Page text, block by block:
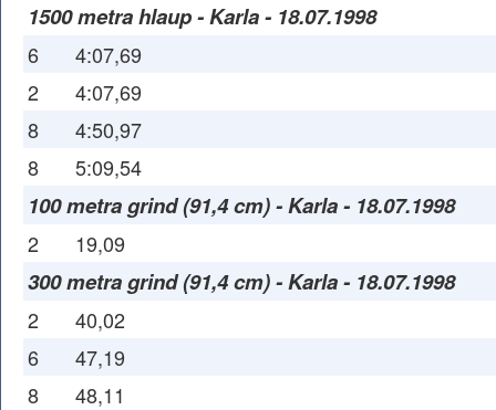
1500 metra hlaup - Karla - 18.07.1998
6
4:07,69
2
4:07,69
8
4:50,97
8
5:09,54
100 metra grind (91,4 cm) - Karla - 18.07.1998
2 19,09
300 metra grind (91,4 cm) - Karla - 18.07.1998
2
40,02
6
47,19
8
48,11